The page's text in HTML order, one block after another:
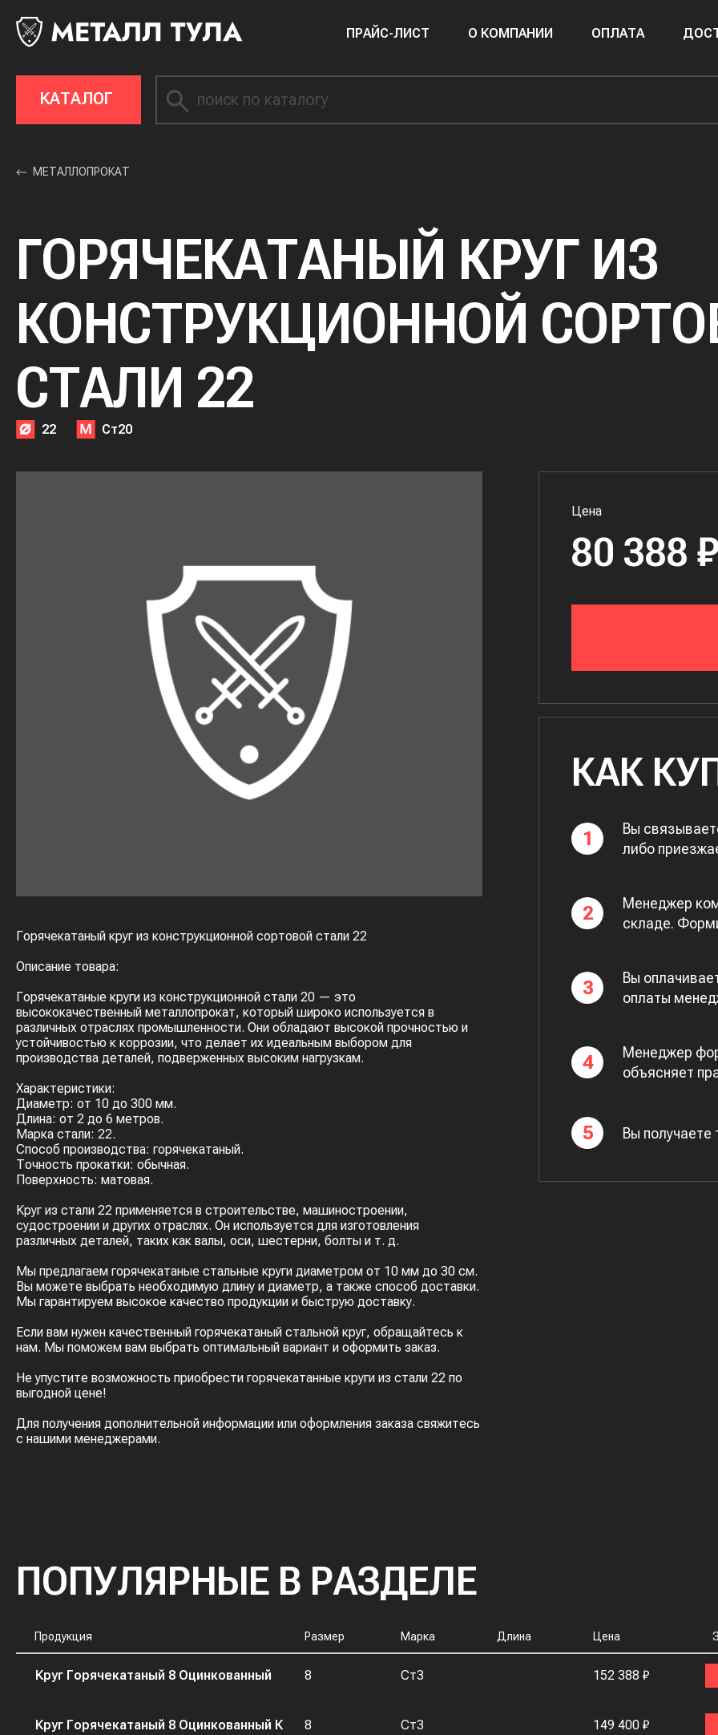
ПРАЙС-ЛИСТ О КОМПАНИИ ОПЛАТА
КАТАЛОГ
МЕТАЛЛОПРОКАТ
ГОРЯЧЕКАТАНЫЙ КРУГ ИЗ
КОНСТРУКЦИОННОЙ
СТАЛИ 22
22 Ст20
Горячекатаный круг из конструкционной сортовой стали 22
Описание товара:
Горячекатаные круги из конструкционной стали 20 — это
высококачественный металлопрокат, который широко используется в
различных отраслях промышленности. Они обладают высокой прочностью и
устойчивостью к коррозии, что делает их идеальным выбором для
производства деталей, подверженных высоким нагрузкам.
Характеристики:
Диаметр: от 10 до 300 мм.
Длина: от 2 до 6 метров.
Марка стали: 22.
Способ производства: горячекатаный.
Точность прокатки: обычная.
Поверхность: матовая.
Круг из стали 22 применяется в строительстве, машиностроении,
судостроении и других отраслях. Он используется для изготовления
различных деталей, таких как валы, оси, шестерни, болты и т. д.
Мы предлагаем горячекатаные стальные круги диаметром от 10 мм до 30 см.
Вы можете выбрать необходимую длину и диаметр, а также способ доставки.
Мы гарантируем высокое качество продукции и быструю доставку.
Если вам нужен качественный горячекатаный стальной круг, обращайтесь к
нам. Мы поможем вам выбрать оптимальный вариант и оформить заказ.
Не упустите возможность приобрести горячекатанные круги из стали 22 по
выгодной цене!
Для получения дополнительной информации или оформления заказа свяжитесь
с нашими менеджерами.
Цена
80 388 ₽
КАК
1
Вы
либо
2
Менеджер
складе.
3
Вы
оплаты
4
Менеджер
объясняет
5 Вы
ПОПУЛЯРНЫЕ В РАЗДЕЛЕ
Продукция Размер Марка Длина Цена
Круг Горячекатаный 8 Оцинкованный 8 Ст3 152 388 ₽
Круг Горячекатаный 8 Оцинкованный К 8 Ст3 149 400 ₽